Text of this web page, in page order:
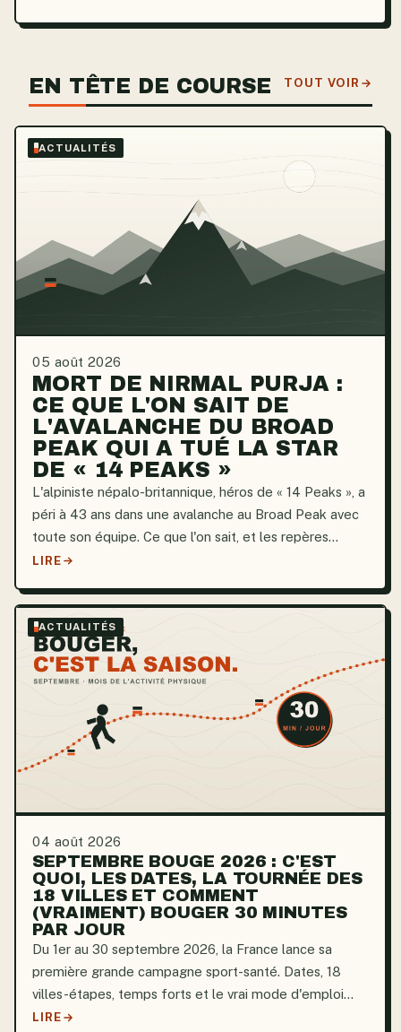
EN TÊTE DE COURSE TOUT VOIR
ACTUALITÉS
05 août 2026
MORT DE NIRMAL PURJA :
CE QUE L'ON SAIT DE
L'AVALANCHE DU BROAD
PEAK QUI A TUÉ LA STAR
DE « 14 PEAKS »
L'alpiniste népalo-britannique, héros de « 14 Peaks », a
péri à 43 ans dans une avalanche au Broad Peak avec
toute son équipe. Ce que l'on sait, et les repères
sécurité à retenir.
LIRE
ACTUALITÉS
04 août 2026
SEPTEMBRE BOUGE 2026 : C'EST
QUOI, LES DATES, LA TOURNÉE DES
18 VILLES ET COMMENT
(VRAIMENT) BOUGER 30 MINUTES
PAR JOUR
Du 1er au 30 septembre 2026, la France lance sa
première grande campagne sport-santé. Dates, 18
villes-étapes, temps forts et le vrai mode d'emploi
pour bouger 30 minutes par jour.
LIRE